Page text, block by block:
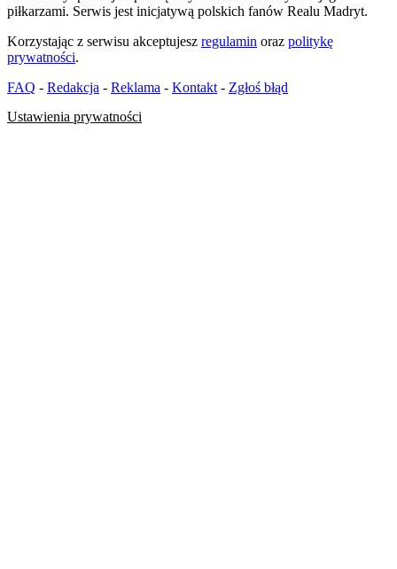
piłkarzami. Serwis jest inicjatywą polskich fanów Realu Madryt.
Korzystając z serwisu akceptujesz regulamin oraz politykę
prywatności.
FAQ - Redakcja - Reklama - Kontakt - Zgłoś błąd
Ustawienia prywatności